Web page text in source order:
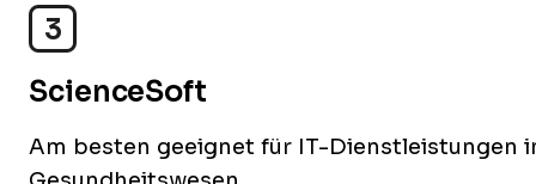
3
ScienceSoft
Am besten geeignet für IT-Dienstleistungen